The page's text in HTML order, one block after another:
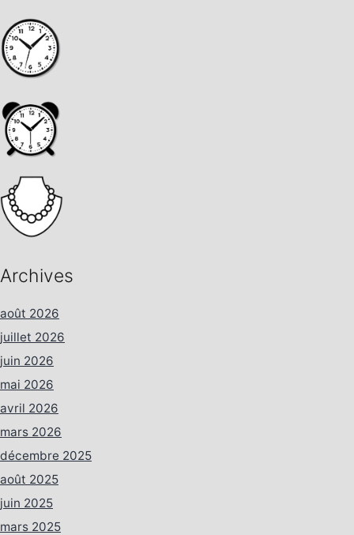
Archives
août 2026
juillet 2026
juin 2026
mai 2026
avril 2026
mars 2026
décembre 2025
août 2025
juin 2025
mars 2025